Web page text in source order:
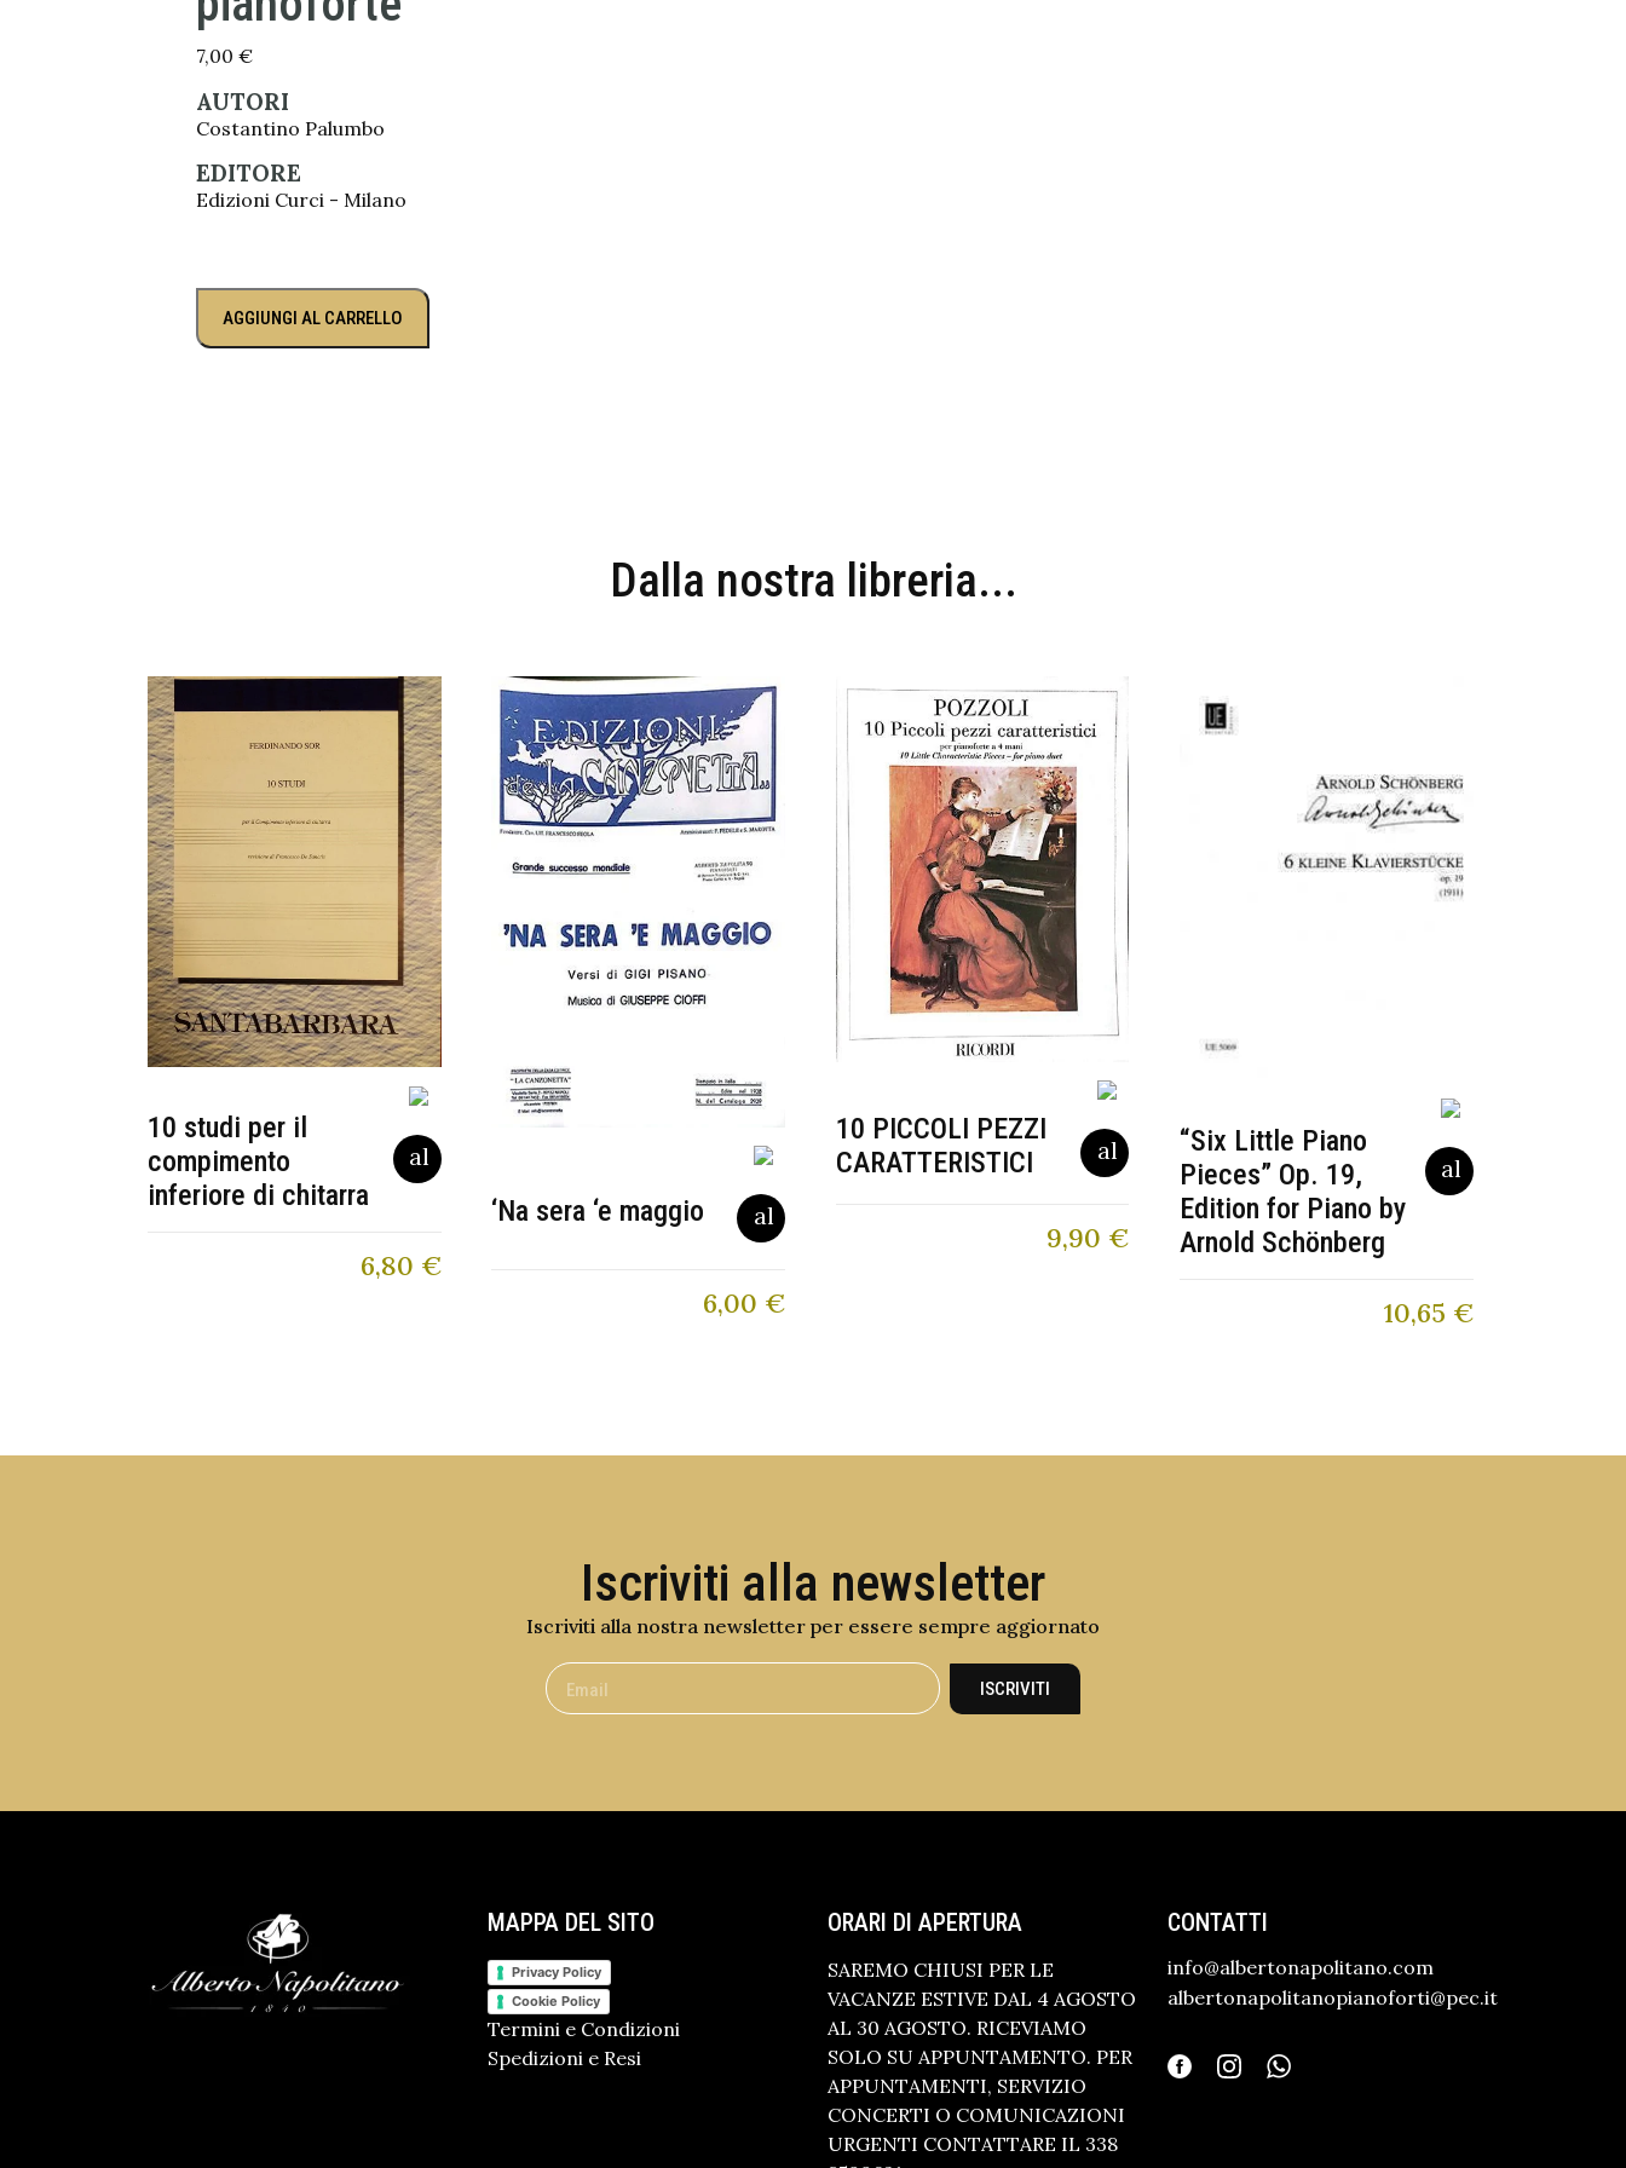
7,00 €
AUTORI
Costantino Palumbo
EDITORE
Edizioni Curci - Milano
AGGIUNGI AL CARRELLO
Dalla nostra libreria...
10 studi per il
compimento
inferiore di chitarra
6,80 €
‘Na sera ‘e maggio
6,00 €
10 PICCOLI PEZZI
CARATTERISTICI
9,90 €
“Six Little Piano
Pieces” Op. 19,
Edition for Piano by
Arnold Schönberg
10,65 €
Iscriviti alla newsletter
Iscriviti alla nostra newsletter per essere sempre aggiornato
ISCRIVITI
MAPPA DEL SITO
Privacy Policy
Cookie Policy
Termini e Condizioni
Spedizioni e Resi
ORARI DI APERTURA
SAREMO CHIUSI PER LE
VACANZE ESTIVE DAL 4 AGOSTO
AL 30 AGOSTO. RICEVIAMO
SOLO SU APPUNTAMENTO. PER
APPUNTAMENTI, SERVIZIO
CONCERTI O COMUNICAZIONI
URGENTI CONTATTARE IL 338
CONTATTI
info@albertonapolitano.com
albertonapolitanopianoforti@pec.it